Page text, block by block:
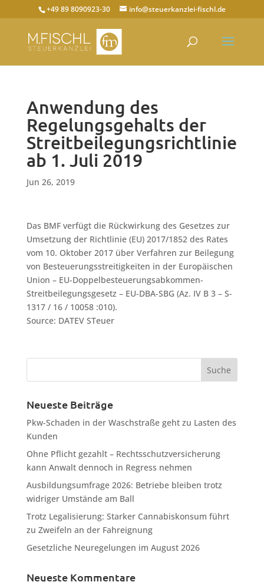
+49 89 8090923-30 info@steuerkanzlei-fischl.de
Anwendung des
Regelungsgehalts der
Streitbeilegungsrichtlinie
ab 1. Juli 2019
Jun 26, 2019
Das BMF verfügt die Rückwirkung des Gesetzes zur
Umsetzung der Richtlinie (EU) 2017/1852 des Rates
vom 10. Oktober 2017 über Verfahren zur Beilegung
von Besteuerungsstreitigkeiten in der Europäischen
Union – EU-Doppelbesteuerungsabkommen-
Streitbeilegungsgesetz – EU-DBA-SBG (Az. IV B 3 – S-
1317 / 16 / 10058 :010).
Source: DATEV STeuer
Neueste Beiträge
Pkw-Schaden in der Waschstraße geht zu Lasten des
Kunden
Ohne Pflicht gezahlt – Rechtsschutzversicherung
kann Anwalt dennoch in Regress nehmen
Ausbildungsumfrage 2026: Betriebe bleiben trotz
widriger Umstände am Ball
Trotz Legalisierung: Starker Cannabiskonsum führt
zu Zweifeln an der Fahreignung
Gesetzliche Neuregelungen im August 2026
Neueste Kommentare